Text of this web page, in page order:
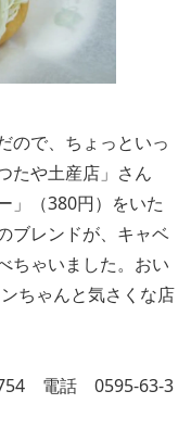
ので、ちょっといっ
たや土産店」さん
」（380円）をいた
ブレンドが、キャベ
ちゃいました。おい
ちゃんと気さくな店
電話 0595-63-3